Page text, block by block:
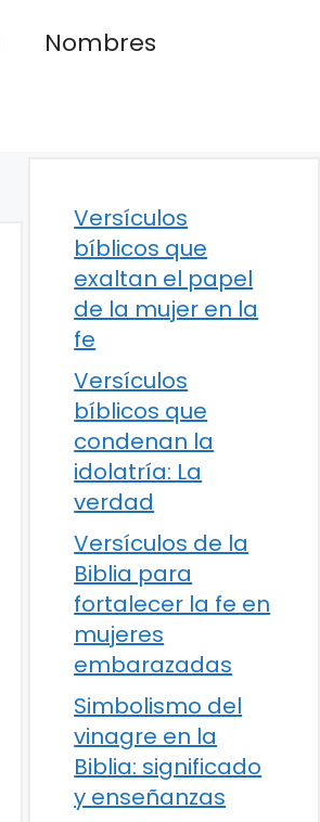
Nombres
Versículos
bíblicos que
exaltan el papel
de la mujer en la
fe
Versículos
bíblicos que
condenan la
idolatría: La
verdad
Versículos de la
Biblia para
fortalecer la fe en
mujeres
embarazadas
Simbolismo del
vinagre en la
Biblia: significado
y enseñanzas